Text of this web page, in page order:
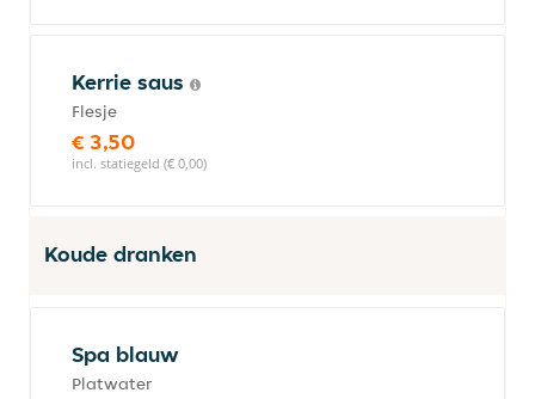
Kerrie saus
Flesje
€ 3,50
incl. statiegeld (€ 0,00)
Koude dranken
Spa blauw
Platwater